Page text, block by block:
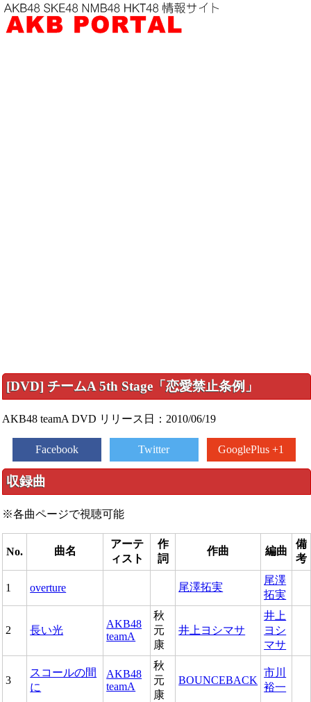
[DVD] チームA 5th Stage「恋愛禁止条例」
AKB48 teamA DVD リリース日：2010/06/19
Facebook Twitter GooglePlus +1
収録曲
※各曲ページで視聴可能
No. 曲名
アーテ
ィスト
作
詞
作曲 編曲
備
考
1 overture 尾澤拓実
尾澤
拓実
2 長い光
AKB48
teamA
秋
元
康
井上ヨシマサ
井上
ヨシ
マサ
3
スコールの間
に
AKB48
teamA
秋
元
康
BOUNCEBACK
市川
裕一